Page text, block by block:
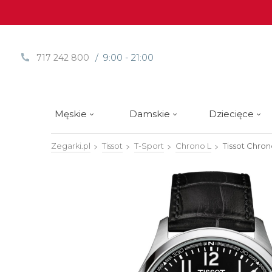
717 242 800 / 9:00 - 21:00
Męskie
Eleganckie
Klasyczne
Sportowe
Luksusowe
Nurkowe
Damskie
Eleganckie
Klasyczne
Sportowe
Luksusowe
Nurkowe
Dziecięce
Boccia Titanium
Candino
Edifice
Festina
FLIK-
G-
Zegarki.pl Tissot T-Sport Chrono L Tissot